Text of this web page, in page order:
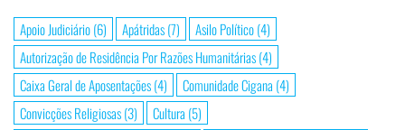
Apoio Judiciário(6) Apátridas(7) Asilo Político(4)
Autorização de Residência Por Razões Humanitárias(4)
Caixa Geral de Aposentações(4) Comunidade Cigana (4)
Convicções Religiosas(3) Cultura (5)